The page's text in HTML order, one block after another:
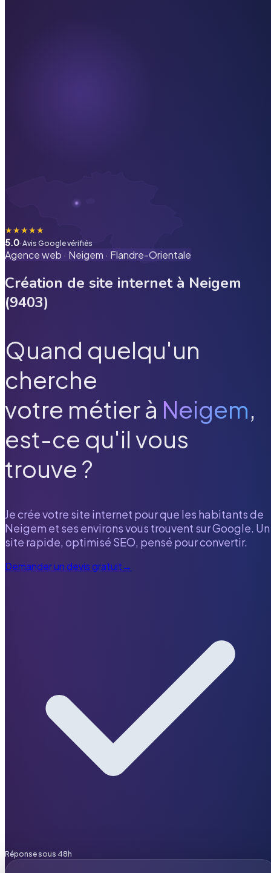
★★★★★
5.0· Avis Google vérifiés
Agence web · Neigem · Flandre-Orientale
Création de site internet à Neigem
(9403)
Quand quelqu'un
cherche
votre métier à Neigem,
est-ce qu'il vous
trouve ?
Je crée votre site internet pour que les habitants de
Neigem et ses environs vous trouvent sur Google. Un
site rapide, optimisé SEO, pensé pour convertir.
Demander un devis gratuit→
Réponse sous 48h